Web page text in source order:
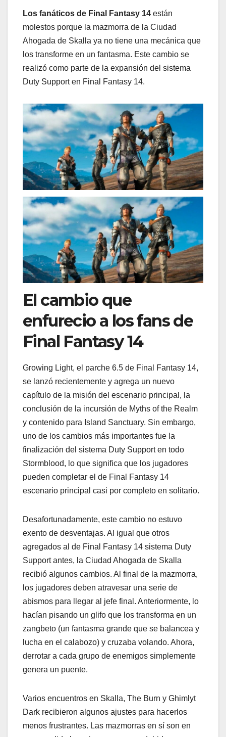
Los fanáticos de Final Fantasy 14 están
molestos porque la mazmorra de la Ciudad
Ahogada de Skalla ya no tiene una mecánica que
los transforme en un fantasma. Este cambio se
realizó como parte de la expansión del sistema
Duty Support en Final Fantasy 14.
El cambio que
enfurecio a los fans de
Final Fantasy 14
Growing Light, el parche 6.5 de Final Fantasy 14,
se lanzó recientemente y agrega un nuevo
capítulo de la misión del escenario principal, la
conclusión de la incursión de Myths of the Realm
y contenido para Island Sanctuary. Sin embargo,
uno de los cambios más importantes fue la
finalización del sistema Duty Support en todo
Stormblood, lo que significa que los jugadores
pueden completar el de Final Fantasy 14
escenario principal casi por completo en solitario.
Desafortunadamente, este cambio no estuvo
exento de desventajas. Al igual que otros
agregados al de Final Fantasy 14 sistema Duty
Support antes, la Ciudad Ahogada de Skalla
recibió algunos cambios. Al final de la mazmorra,
los jugadores deben atravesar una serie de
abismos para llegar al jefe final. Anteriormente, lo
hacían pisando un glifo que los transforma en un
zangbeto (un fantasma grande que se balancea y
lucha en el calabozo) y cruzaba volando. Ahora,
derrotar a cada grupo de enemigos simplemente
genera un puente.
Varios encuentros en Skalla, The Burn y Ghimlyt
Dark recibieron algunos ajustes para hacerlos
menos frustrantes. Las mazmorras en sí son en